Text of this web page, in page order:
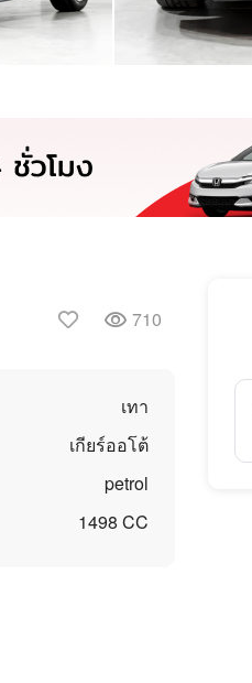
710
เทา
เกียร์ออโต้
petrol
1498 CC